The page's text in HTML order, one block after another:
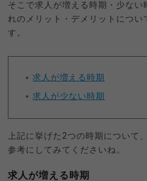
そこで求人が増える時期・少な
れのメリット・デメリットについ
す。
求人が増える時期
求人が少ない時期
上記に挙げた2つの時期について
参考にしてみてくださいね。
求人が増える時期